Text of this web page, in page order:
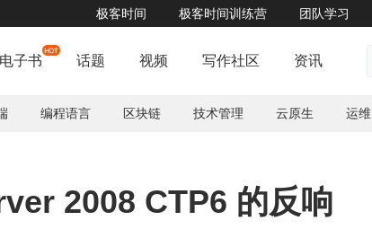
极客时间 极客时间训练营 团队学习
腾讯亿级用户规模自研业务的上云实践解读，立即报名
电子书 话题 视频 写作社区 资讯
编程语言 区块链 技术管理 云原生 运维
2008 CTP6 的反响